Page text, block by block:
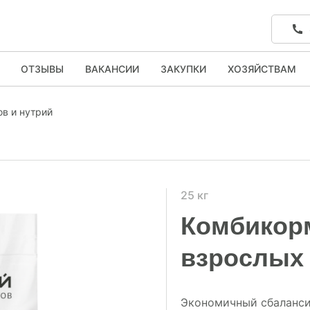
ОТЗЫВЫ ВАКАНСИИ ЗАКУПКИ ХОЗЯЙСТВАМ
и нутрий
25 кг
Экономичный